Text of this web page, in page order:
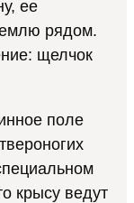
ее
рядом.
щелчок
крысу ведут